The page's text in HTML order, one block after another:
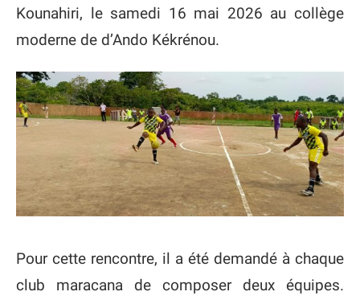
Kounahiri, le samedi 16 mai 2026 au collège
moderne de d’Ando Kékrénou.
Pour cette rencontre, il a été demandé à chaque
club maracana de composer deux équipes.